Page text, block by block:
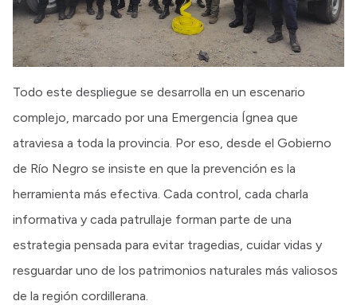
Todo este despliegue se desarrolla en un escenario
complejo, marcado por una Emergencia Ígnea que
atraviesa a toda la provincia. Por eso, desde el Gobierno
de Río Negro se insiste en que la prevención es la
herramienta más efectiva. Cada control, cada charla
informativa y cada patrullaje forman parte de una
estrategia pensada para evitar tragedias, cuidar vidas y
resguardar uno de los patrimonios naturales más valiosos
de la región cordillerana.